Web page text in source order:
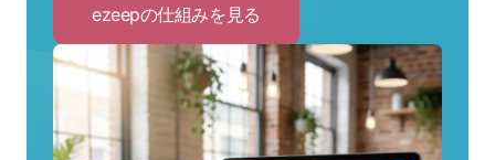
ezeepの仕組みを見る
to
ezeep
の
仕
組